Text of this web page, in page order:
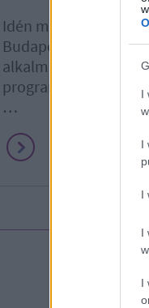
I
I
I
I
I
Idén már nem
Budapesten, aztán
alkalmat ragadom
programot
…